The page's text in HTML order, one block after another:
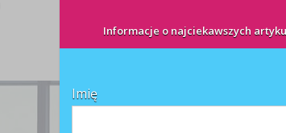
Informacje o najciekawszych
Imię